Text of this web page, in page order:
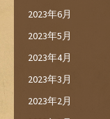
2023年6月
2023年5月
2023年4月
2023年3月
2023年2月